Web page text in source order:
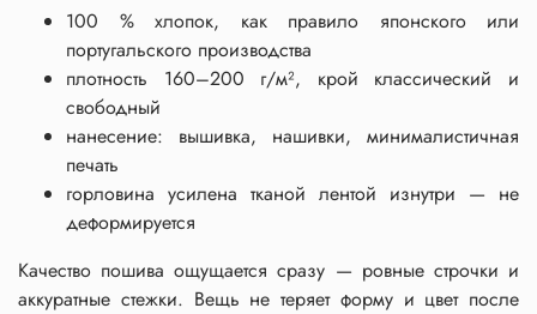
100 % хлопок, как правило японского или
португальского производства
плотность 160–200 г/м², крой классический и
свободный
нанесение: вышивка, нашивки, минималистичная
печать
горловина усилена тканой лентой изнутри — не
деформируется
Качество пошива ощущается сразу — ровные строчки и
аккуратные стежки. Вещь не теряет форму и цвет после